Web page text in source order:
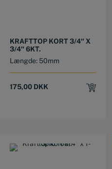
KRAFTTOP KORT 3/4″ X
3/4″ 6KT.
Længde: 50mm
175,00 DKK